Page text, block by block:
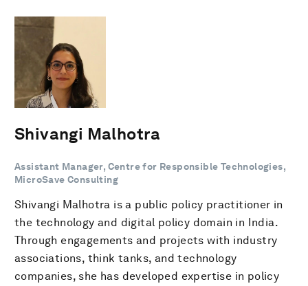
Shivangi Malhotra
Assistant Manager, Centre for Responsible Technologies,
MicroSave Consulting
Shivangi Malhotra is a public policy practitioner in
the technology and digital policy domain in India.
Through engagements and projects with industry
associations, think tanks, and technology
companies, she has developed expertise in policy